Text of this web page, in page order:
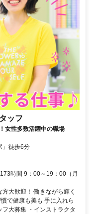
ッフ
女性多数活躍中の職場
」徒歩6分
時間 9：00～19：00（月
大歓迎！ 働きながら輝く
で健康も美も 手に入れら
大募集 ・インストラクタ